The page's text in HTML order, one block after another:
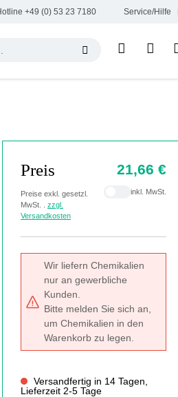
+49 (0) 53 23 7180 Service/Hilfe
Preis
Preise exkl. gesetzl.
MwSt. .
zzgl.
Versandkosten
21,66 €
inkl. MwSt.
Wir liefern Chemikalien
nur an gewerbliche
Kunden.
Bitte melden Sie sich an,
um Chemikalien in den
Warenkorb zu legen.
Versandfertig in 14 Tagen,
Lieferzeit 2-5 Tage